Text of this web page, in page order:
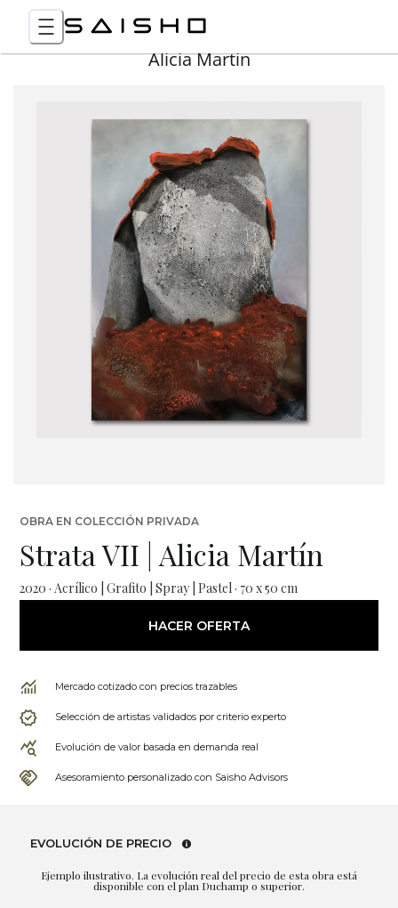
Alicia Martin
OBRA EN COLECCIÓN PRIVADA
Strata VII | Alicia Martín
2020 · Acrílico | Grafito | Spray | Pastel · 70 x 50 cm
HACER OFERTA
Mercado cotizado con precios trazables
Selección de artistas validados por criterio experto
Evolución de valor basada en demanda real
Asesoramiento personalizado con Saisho Advisors
EVOLUCIÓN DE PRECIO
Ejemplo ilustrativo. La evolución real del precio de esta obra está
disponible con el plan Duchamp o superior.